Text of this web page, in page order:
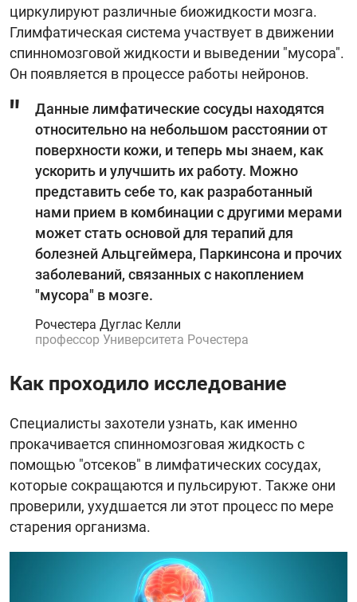
циркулируют различные биожидкости мозга.
Глимфатическая система участвует в движении
спинномозговой жидкости и выведении "мусора".
Он появляется в процессе работы нейронов.
Данные лимфатические сосуды находятся
относительно на небольшом расстоянии от
поверхности кожи, и теперь мы знаем, как
ускорить и улучшить их работу. Можно
представить себе то, как разработанный
нами прием в комбинации с другими мерами
может стать основой для терапий для
болезней Альцгеймера, Паркинсона и прочих
заболеваний, связанных с накоплением
"мусора" в мозге.
Рочестера Дуглас Келли
профессор Университета Рочестера
Как проходило исследование
Специалисты захотели узнать, как именно
прокачивается спинномозговая жидкость с
помощью "отсеков" в лимфатических сосудах,
которые сокращаются и пульсируют. Также они
проверили, ухудшается ли этот процесс по мере
старения организма.